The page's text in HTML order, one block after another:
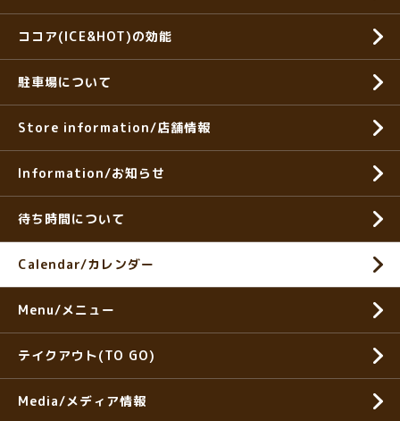
ココア(ICE&HOT)の効能
駐車場について
Store information/店舗情報
Information/お知らせ
待ち時間について
Calendar/カレンダー
Menu/メニュー
テイクアウト(TO GO)
Media/メディア情報